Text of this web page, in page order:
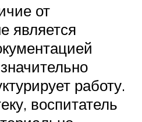
от
является
работу.
воспитатель